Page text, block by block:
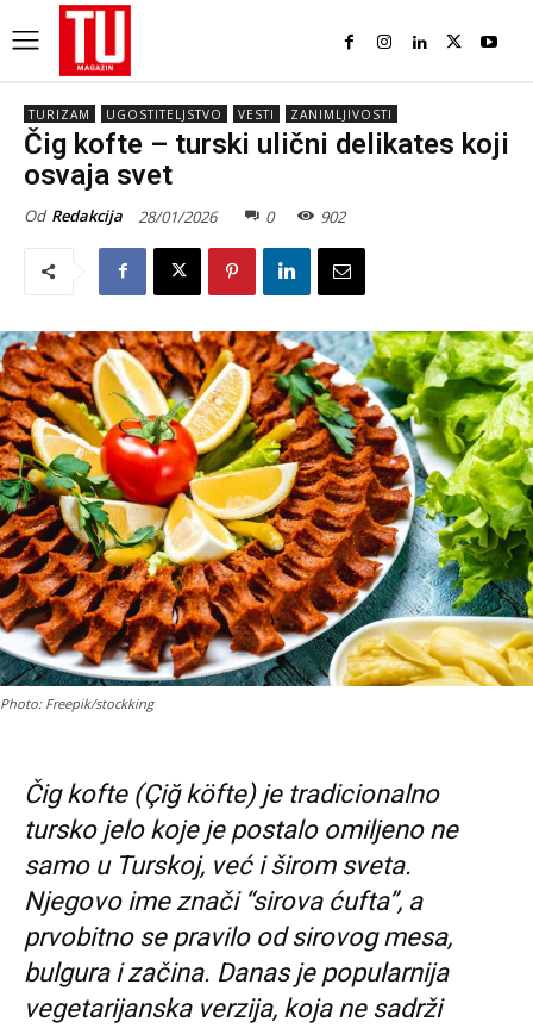
TURIZAM UGOSTITELJSTVO VESTI ZANIMLJIVOSTI
Čig kofte – turski ulični delikates koji
osvaja svet
Od Redakcija 28/01/2026 0 902
Photo: Freepik/stockking
Čig kofte (Çiğ köfte) je tradicionalno
tursko jelo koje je postalo omiljeno ne
samo u Turskoj, već i širom sveta.
Njegovo ime znači “sirova ćufta”, a
prvobitno se pravilo od sirovog mesa,
bulgura i začina. Danas je popularnija
vegetarijanska verzija, koja ne sadrži